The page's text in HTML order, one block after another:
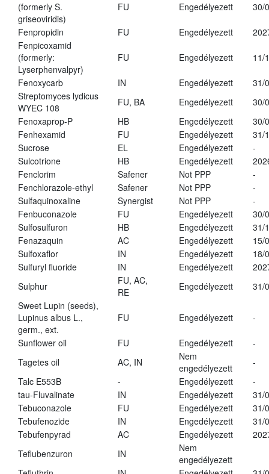
(formerly S.
griseoviridis)
FU Engedélyezett 30/
Fenpropidin FU Engedélyezett
Fenpicoxamid
(formerly:
Lyserphenvalpyr)
FU Engedélyezett 11/
Fenoxycarb IN Engedélyezett
31/
Streptomyces lydicus
WYEC 108
FU, BA Engedélyezett
30/
Fenoxaprop-P
HB Engedélyezett
30/
Fenhexamid
FU Engedélyezett
31/
Sucrose
EL Engedélyezett
-
Sulcotrione
HB Engedélyezett
Fenclorim
Safener Not PPP
-
Fenchlorazole-ethyl
Safener Not PPP
-
Sulfaquinoxaline
Synergist Not PPP
-
Fenbuconazole
FU Engedélyezett
30/
Sulfosulfuron
HB Engedélyezett
31/
Fenazaquin
AC Engedélyezett
15/
Sulfoxaflor
IN Engedélyezett
18/
Sulfuryl fluoride
IN Engedélyezett
Sulphur
FU, AC,
RE
Engedélyezett
31/
Sweet Lupin (seeds),
Lupinus albus L.,
germ., ext.
FU Engedélyezett -
Sunflower oil FU Engedélyezett
-
Tagetes oil
AC, IN
Nem
engedélyezett
-
Talc E553B
- Engedélyezett
-
tau-Fluvalinate
IN Engedélyezett
31/
Tebuconazole
FU Engedélyezett
31/
Tebufenozide
IN Engedélyezett
31/
Tebufenpyrad
AC Engedélyezett
Teflubenzuron
IN
Nem
engedélyezett